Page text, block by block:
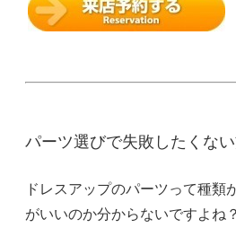
パーツ選びで失敗したくない
ドレスアップのパーツって種類
がいいのか分からないですよね？